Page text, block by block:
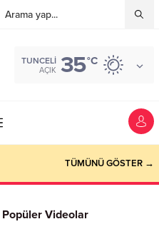
TUNCELI
AÇIK 35°C
TÜMÜNÜ GÖSTER →
Popüler Videolar